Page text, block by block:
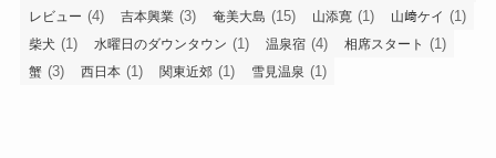
レビュー (4) 吉本興業 (3) 奄美大島 (15) 山添寛 (1) 山﨑ケイ (1)
柴犬 (1) 水曜日のダウンタウン (1) 温泉宿 (4) 相席スタート (1)
蟹 (3) 西日本 (1) 関東近郊 (1) 雪見温泉 (1)